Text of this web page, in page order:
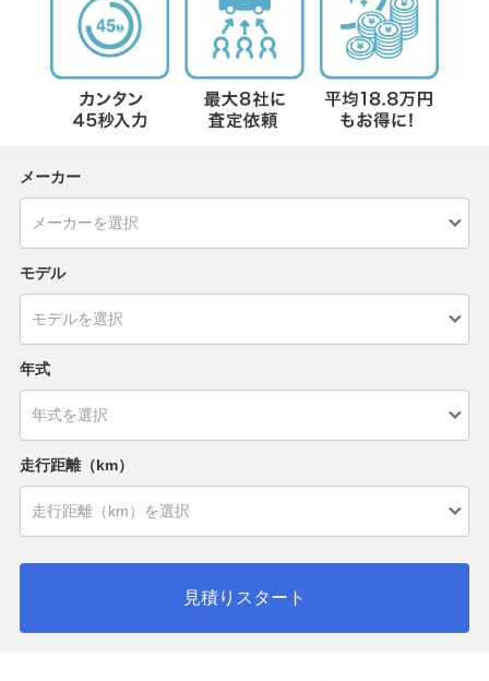
メーカー
モデル
年式
走行距離（km）
見積りスタート